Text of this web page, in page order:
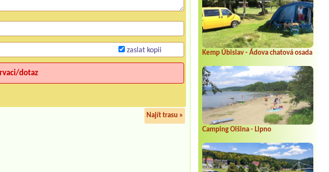
Kemp Úbislav - Ádova chatová osada
Camping Olšina - Lipno
zaslat kopii
Najít trasu »